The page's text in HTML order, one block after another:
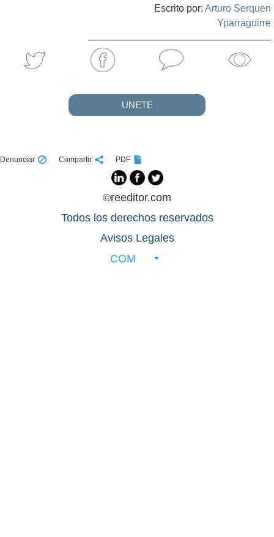
Escrito por: Arturo Serquen
Yparraguirre
UNETE
Denunciar Compartir PDF
©reeditor.com
Todos los derechos reservados
Avisos Legales